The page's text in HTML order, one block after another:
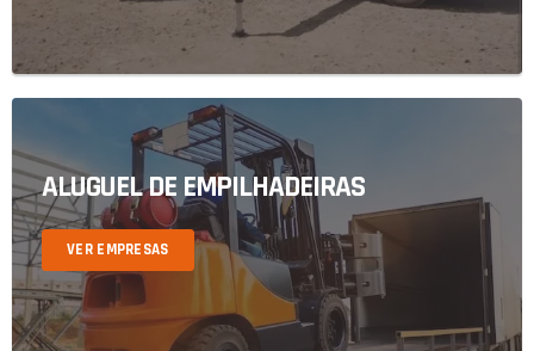
ALUGUEL DE EMPILHADEIRAS
VER EMPRESAS